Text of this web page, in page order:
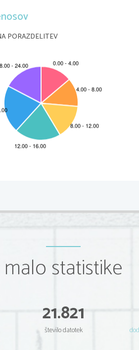
Trbovljah.
Pripomočki
količine: voda, dve pokončni in
: sedem različno dolgih in enako
list papirja, svinčnik
PORAZDELITEV
malo statistike
21.821
število datotek